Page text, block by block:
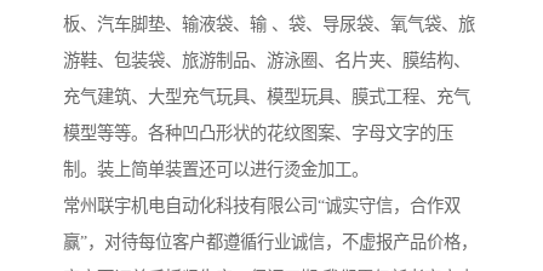
板、汽车脚垫、输液袋、输 、袋、导尿袋、氧气袋、旅
游鞋、包装袋、旅游制品、游泳圈、名片夹、膜结构、
充气建筑、大型充气玩具、模型玩具、膜式工程、充气
模型等等。各种凹凸形状的花纹图案、字母文字的压
制。装上简单装置还可以进行烫金加工。
常州联宇机电自动化科技有限公司“诚实守信，合作双
赢”，对待每位客户都遵循行业诚信，不虚报产品价格，